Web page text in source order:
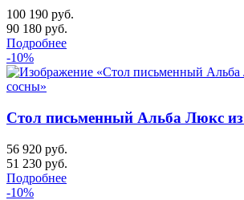
100 190 руб.
90 180 руб.
Подробнее
-10%
Стол письменный Альба Люкс из
56 920 руб.
51 230 руб.
Подробнее
-10%